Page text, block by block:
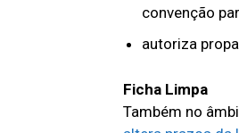
convenção
autoriza
Ficha Limpa
Também no